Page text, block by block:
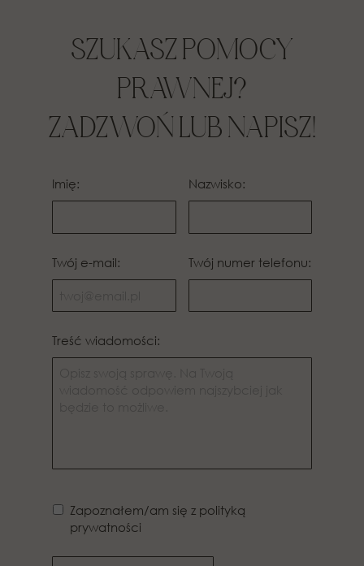
SZUKASZ POMOCY
PRAWNEJ?
ZADZWOŃ LUB NAPISZ!
Imię: Nazwisko:
Twój e-mail: Twój numer telefonu:
Treść wiadomości:
Zapoznałem/am się z polityką
prywatności